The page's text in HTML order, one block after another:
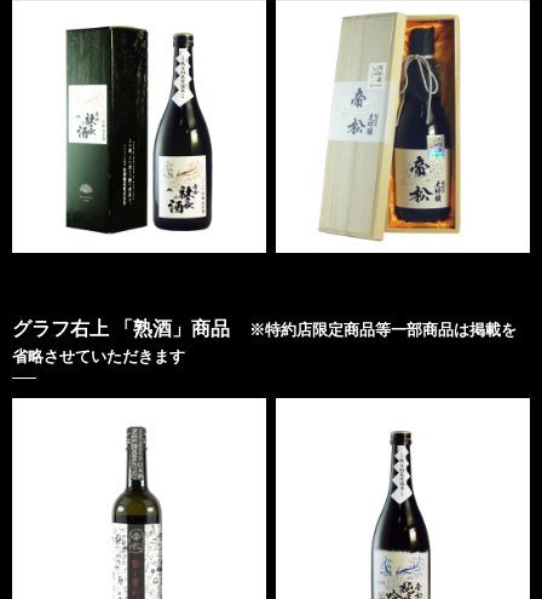
グラフ右上 「熟酒」商品
※特約店限定商品等一部商品は掲載を
省略させていただきます